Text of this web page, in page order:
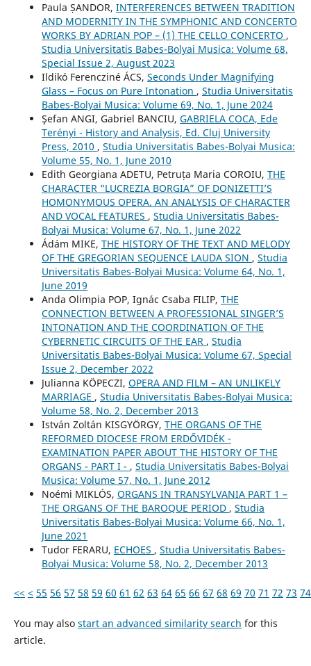
Paula ȘANDOR, INTERFERENCES BETWEEN TRADITION
AND MODERNITY IN THE SYMPHONIC AND CONCERTO
WORKS BY ADRIAN POP – (1) THE CELLO CONCERTO ,
Studia Universitatis Babes-Bolyai Musica: Volume 68,
Special Issue 2, August 2023
Ildikó Ferencziné ÁCS, Seconds Under Magnifying
Glass – Focus on Pure Intonation , Studia Universitatis
Babes-Bolyai Musica: Volume 69, No. 1, June 2024
Şefan ANGI, Gabriel BANCIU, GABRIELA COCA, Ede
Terényi - History and Analysis, Ed. Cluj University
Press, 2010 , Studia Universitatis Babes-Bolyai Musica:
Volume 55, No. 1, June 2010
Edith Georgiana ADETU, Petruța Maria COROIU, THE
CHARACTER “LUCREZIA BORGIA” OF DONIZETTI’S
HOMONYMOUS OPERA. AN ANALYSIS OF CHARACTER
AND VOCAL FEATURES , Studia Universitatis Babes-
Bolyai Musica: Volume 67, No. 1, June 2022
Ádám MIKE, THE HISTORY OF THE TEXT AND MELODY
OF THE GREGORIAN SEQUENCE LAUDA SION , Studia
Universitatis Babes-Bolyai Musica: Volume 64, No. 1,
June 2019
Anda Olimpia POP, Ignác Csaba FILIP, THE
CONNECTION BETWEEN A PROFESSIONAL SINGER’S
INTONATION AND THE COORDINATION OF THE
CYBERNETIC CIRCUITS OF THE EAR , Studia
Universitatis Babes-Bolyai Musica: Volume 67, Special
Issue 2, December 2022
Julianna KÖPECZI, OPERA AND FILM – AN UNLIKELY
MARRIAGE , Studia Universitatis Babes-Bolyai Musica:
Volume 58, No. 2, December 2013
István Zoltán KISGYÖRGY, THE ORGANS OF THE
REFORMED DIOCESE FROM ERDŐVIDÉK -
EXAMINATION PAPER ABOUT THE HISTORY OF THE
ORGANS - PART I - , Studia Universitatis Babes-Bolyai
Musica: Volume 57, No. 1, June 2012
Noémi MIKLÓS, ORGANS IN TRANSYLVANIA PART 1 –
THE ORGANS OF THE BAROQUE PERIOD , Studia
Universitatis Babes-Bolyai Musica: Volume 66, No. 1,
June 2021
Tudor FERARU, ECHOES , Studia Universitatis Babes-
Bolyai Musica: Volume 58, No. 2, December 2013
<< < 55 56 57 58 59 60 61 62 63 64 65 66 67 68 69 70 71 72 73 74
You may also start an advanced similarity search for this
article.